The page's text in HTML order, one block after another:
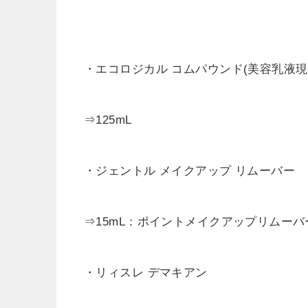
・エコロジカル コムパウンド(美容乳液
⇒125mL
・ジェントル メイクアップ リムーバー
⇒15mL：ポイントメイクアップリムーバ
・リィスレ デマキアン